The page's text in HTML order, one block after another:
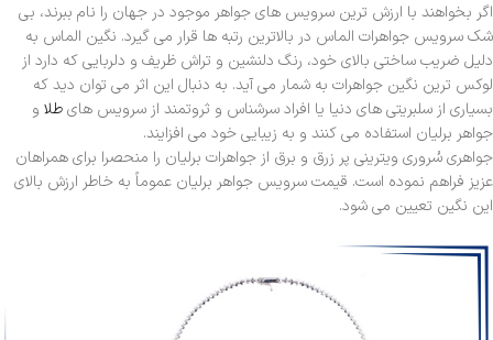
اگر بخواهند با ارزش ترین سرویس های جواهر موجود در جهان را نام ببرند، بی
شک سرویس جواهرات الماس در بالاترین رتبه ها قرار می گیرد. نگین الماس به
دلیل ضریب ساختی بالای خود، رنگ دلنشین و تراش ظریف و دلربایی که دارد از
لوکس ترین نگین جواهرات به شمار می آید. به دنبال این اثر می توان دید که
بسیاری از سلبریتی های دنیا یا افراد سرشناس و ثروتمند از سرویس هایطلا و
جواهر برلیان استفاده می کنند و به زیبایی خود می افزایند.
جواهری سُروری ویترینی پر زرق و برق از جواهرات برلیان را منحصرا برای همراهان
عزیز فراهم نموده است. قیمت سرویس جواهر برلیان عموماً به خاطر ارزش بالای
این نگین تعیین می شود.